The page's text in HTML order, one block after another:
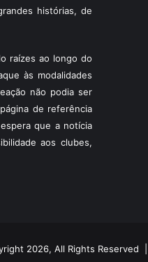
histórias, de
raízes ao longo do
às modalidades
não podia ser
de referência
que a notícia
aos clubes,
2026, All Rights Reserved |